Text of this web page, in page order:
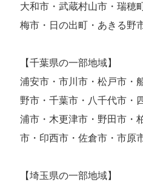
大和市・武蔵村山市・瑞穂
梅市・日の出町・あきる野
【千葉県の一部地域】
浦安市・市川市・松戸市・
野市・千葉市・八千代市・
浦市・木更津市・野田市・
市・印西市・佐倉市・市原
【埼玉県の一部地域】